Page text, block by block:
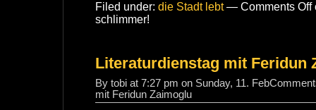
Filed under: die Stadt lebt— Comments Off
schlimmer!
Literaturdienstag mit Feridun
By tobi at 7:27 pm on Sunday, 11. Feb
mit Feridun Zaimoglu